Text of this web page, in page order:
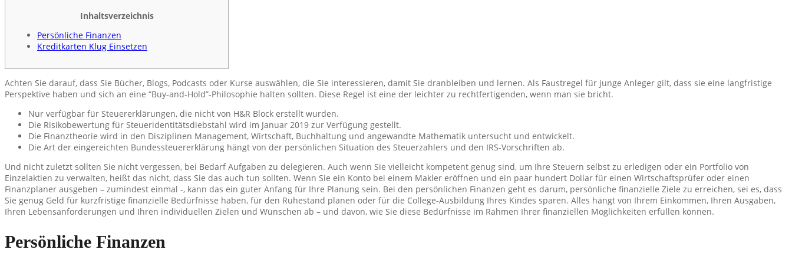
Inhaltsverzeichnis
Persönliche Finanzen
Kreditkarten Klug Einsetzen
Achten Sie darauf, dass Sie Bücher, Blogs, Podcasts oder Kurse auswählen, die Sie interessieren, damit Sie dranbleiben und lernen. Als Faustregel für junge Anleger gilt, dass sie eine langfristige
Perspektive haben und sich an eine “Buy-and-Hold”-Philosophie halten sollten. Diese Regel ist eine der leichter zu rechtfertigenden, wenn man sie bricht.
Nur verfügbar für Steuererklärungen, die nicht von H&R Block erstellt wurden.
Die Risikobewertung für Steueridentitätsdiebstahl wird im Januar 2019 zur Verfügung gestellt.
Die Finanztheorie wird in den Disziplinen Management, Wirtschaft, Buchhaltung und angewandte Mathematik untersucht und entwickelt.
Die Art der eingereichten Bundessteuererklärung hängt von der persönlichen Situation des Steuerzahlers und den IRS-Vorschriften ab.
Und nicht zuletzt sollten Sie nicht vergessen, bei Bedarf Aufgaben zu delegieren. Auch wenn Sie vielleicht kompetent genug sind, um Ihre Steuern selbst zu erledigen oder ein Portfolio von
Einzelaktien zu verwalten, heißt das nicht, dass Sie das auch tun sollten. Wenn Sie ein Konto bei einem Makler eröffnen und ein paar hundert Dollar für einen Wirtschaftsprüfer oder einen
Finanzplaner ausgeben – zumindest einmal -, kann das ein guter Anfang für Ihre Planung sein. Bei den persönlichen Finanzen geht es darum, persönliche finanzielle Ziele zu erreichen, sei es, dass
Sie genug Geld für kurzfristige finanzielle Bedürfnisse haben, für den Ruhestand planen oder für die College-Ausbildung Ihres Kindes sparen. Alles hängt von Ihrem Einkommen, Ihren Ausgaben,
Ihren Lebensanforderungen und Ihren individuellen Zielen und Wünschen ab – und davon, wie Sie diese Bedürfnisse im Rahmen Ihrer finanziellen Möglichkeiten erfüllen können.
Persönliche Finanzen